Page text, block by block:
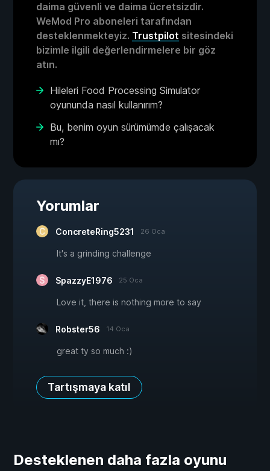
daima güvenli ve daima ücretsizdir.
WeMod Pro aboneleri tarafından
desteklenmekteyiz. Trustpilot sitesindeki
bizimle ilgili değerlendirmelere bir göz
atın.
Hileleri Food Processing Simulator
oyununda nasıl kullanırım?
Bu, benim oyun sürümümde çalışacak
mı?
Yorumlar
ConcreteRing5231 26 Oca
It's a grinding challenge
SpazzyE1976 25 Oca
Love it, there is nothing more to say
Robster56 14 Oca
great ty so much :)
Tartışmaya katıl
Desteklenen daha fazla oyunu